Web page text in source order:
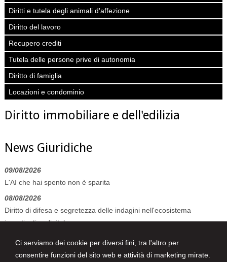
Ci serviamo dei cookie per diversi fini, tra l'altro per
consentire funzioni del sito web e attività di marketing mirate.
Diritti e tutela degli animali d'affezione
Diritto del lavoro
Recupero crediti
Tutela delle persone prive di autonomia
Diritto di famiglia
Locazioni e condominio
Diritto immobiliare e dell'edilizia
News Giuridiche
09/08/2026
L'AI che hai spento non è sparita
08/08/2026
Diritto di difesa e segretezza delle indagini nell'ecosistema
investigativo digitale